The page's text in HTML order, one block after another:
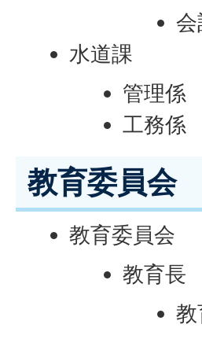
水道課
管理係
工務係
教育委員会
教育委員会
教育長